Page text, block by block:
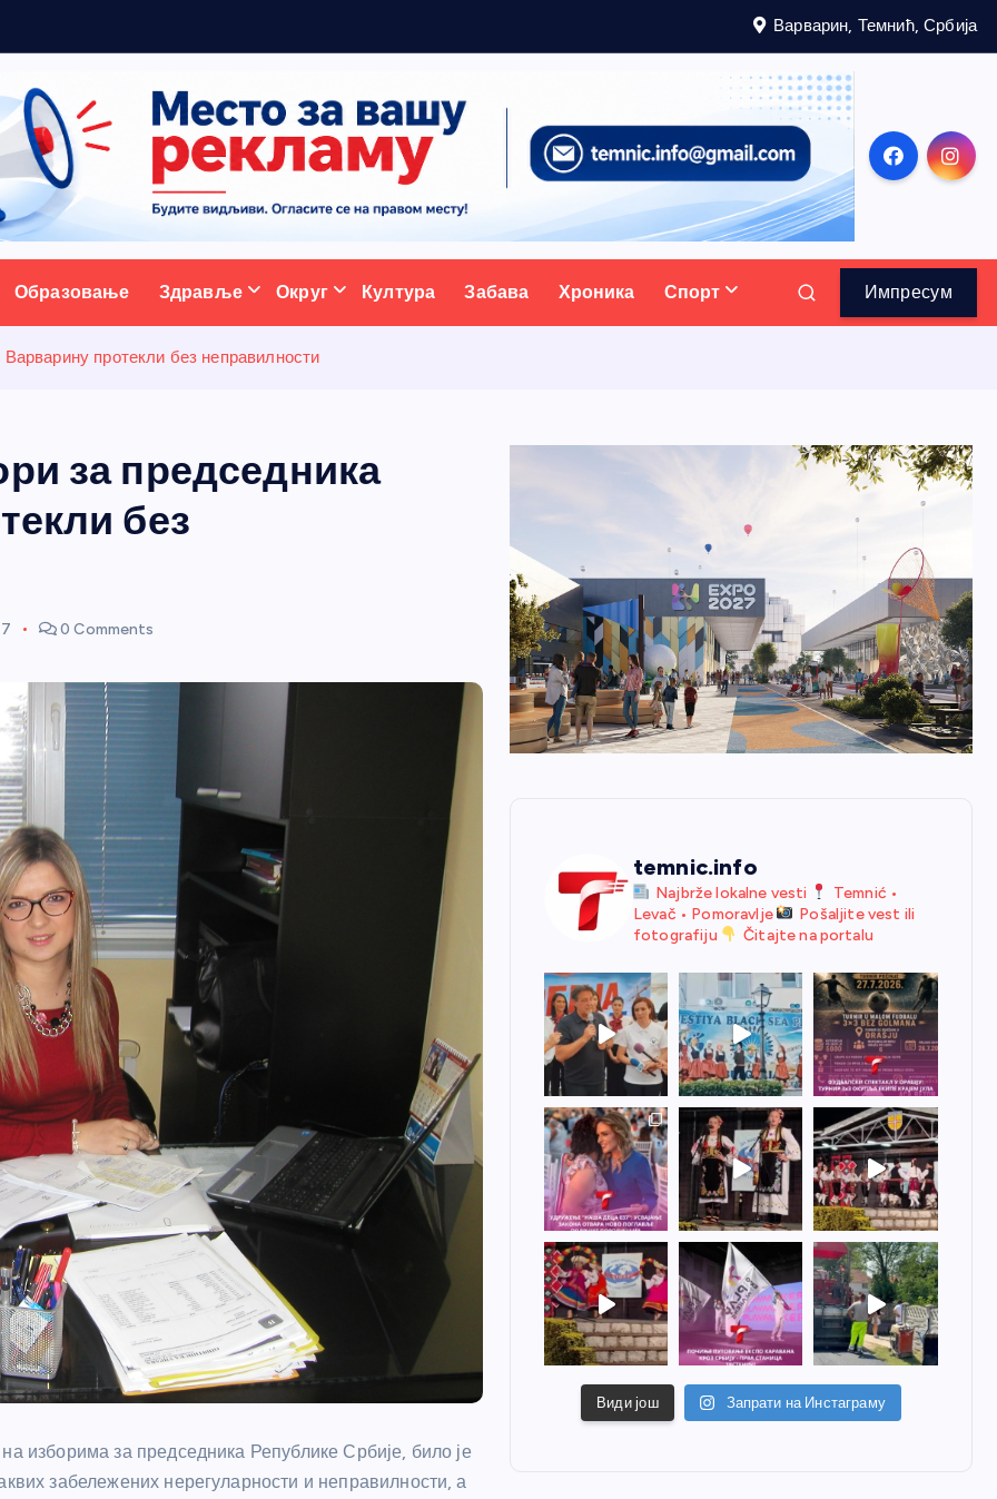
Варварин, Темнић, Србија
портал
Образовање Здравље Округ Култура Забава Хроника Спорт Импресум
протекли без неправилности
за председника
без
0 Comments
изборима за председника Републике Србије, било је
забележених нерегуларности и неправилности, а
temnic.info
Najbrže lokalne vesti
Temnić •
Levač • Pomoravlje
Pošaljite vest ili
fotografiju
Čitajte na portalu
Види још Запрати на Инстаграму